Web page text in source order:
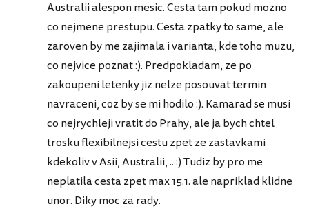
Australii alespon mesic. Cesta tam pokud mozno
co nejmene prestupu. Cesta zpatky to same, ale
zaroven by me zajimala i varianta, kde toho muzu,
co nejvice poznat :). Predpokladam, ze po
zakoupeni letenky jiz nelze posouvat termin
navraceni, coz by se mi hodilo :). Kamarad se musi
co nejrychleji vratit do Prahy, ale ja bych chtel
trosku flexibilnejsi cestu zpet ze zastavkami
kdekoliv v Asii, Australii, .. :) Tudiz by pro me
neplatila cesta zpet max 15.1. ale napriklad klidne
unor. Diky moc za rady.